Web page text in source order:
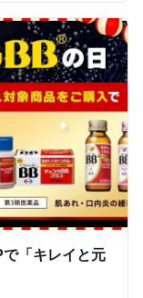
で「キレイと元